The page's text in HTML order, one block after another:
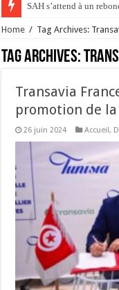
SAH s’attend à un
Home / Tag Archives:
Tag Archives:
Transavia
promotion de
26 juin 2024 Accueil,